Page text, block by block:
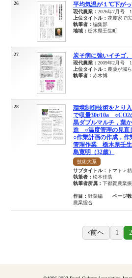
26 平均気温が１℃下が
現代農業： 2026年7月号
上位タイトル： 花農家で
執筆者： 編集部
地域： 栃木県壬生町
27 炭そ病に強いイチゴ
現代農業： 2009年2月号
上位タイトル： 農薬が減
執筆者： 赤木博
28
環境制御技術をとり
で収量30t/10a ○CO2
黒ダブルマルチ，葉
進 ○温度管理の見直
○作業計画の作成，作
管理作業 栃木県壬
島寛明（32歳）
技術大系
サブタイトル：
トマト＞
執筆者： 松本佳浩
執筆者所属： 下都賀農業
作目： 野菜編 ページ
農業総合
前へ 1 2